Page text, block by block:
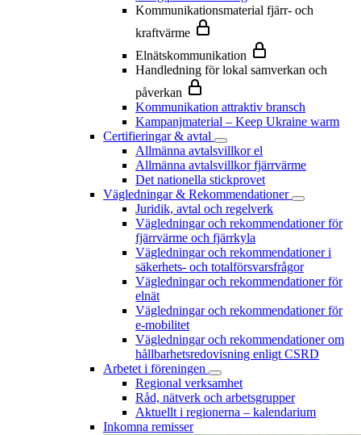
Kommunikationsmaterial fjärr- och
kraftvärme
Elnätskommunikation
Handledning för lokal samverkan och
påverkan
Kommunikation attraktiv bransch
Kampanjmaterial – Keep Ukraine warm
Certifieringar & avtal
Allmänna avtalsvillkor el
Allmänna avtalsvillkor fjärrvärme
Det nationella stickprovet
Vägledningar & Rekommendationer
Juridik, avtal och regelverk
Vägledningar och rekommendationer för
fjärrvärme och fjärrkyla
Vägledningar och rekommendationer i
säkerhets- och totalförsvarsfrågor
Vägledningar och rekommendationer för
elnät
Vägledningar och rekommendationer för
e-mobilitet
Vägledningar och rekommendationer om
hållbarhetsredovisning enligt CSRD
Arbetet i föreningen
Regional verksamhet
Råd, nätverk och arbetsgrupper
Aktuellt i regionerna – kalendarium
Inkomna remisser